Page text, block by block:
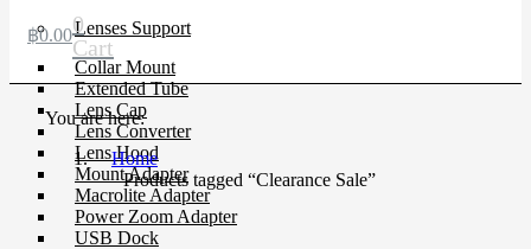
Lenses Support
Collar Mount
Extended Tube
Lens Cap
Lens Converter
Lens Hood
Mount Adapter
Macrolite Adapter
Power Zoom Adapter
USB Dock
฿0.000
Cart
You are here:
Home
Products tagged “Clearance Sale”